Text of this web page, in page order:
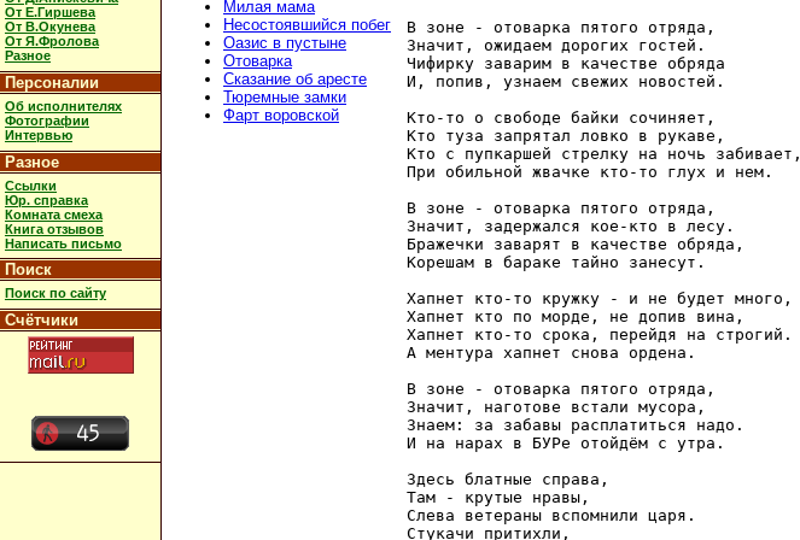
От Е.Гиршева
От В.Окунева
От Я.Фролова
Разное
Персоналии
Об исполнителях
Фотографии
Интервью
Разное
Ссылки
Юр. справка
Комната смеха
Книга отзывов
Написать письмо
Поиск
Поиск по сайту
Счётчики
Милая мама
Несостоявшийся побег
Оазис в пустыне
Отоварка
Сказание об аресте
Тюремные замки
Фарт воровской
В зоне - отоварка пятого отряда,
Значит, ожидаем дорогих гостей.
Чифирку заварим в качестве обряда
И, попив, узнаем свежих новостей.
Кто-то о свободе байки сочиняет,
Кто туза запрятал ловко в рукаве,
Кто с пупкаршей стрелку на ночь забивает,
При обильной жвачке кто-то глух и нем.
В зоне - отоварка пятого отряда,
Значит, задержался кое-кто в лесу.
Бражечки заварят в качестве обряда,
Корешам в бараке тайно занесут.
Хапнет кто-то кружку - и не будет много,
Хапнет кто по морде, не допив вина,
Хапнет кто-то срока, перейдя на строгий.
А ментура хапнет снова ордена.
В зоне - отоварка пятого отряда,
Значит, наготове встали мусора,
Знаем: за забавы расплатиться надо.
И на нарах в БУРе отойдём с утра.
Здесь блатные справа,
Там - крутые нравы,
Слева ветераны вспомнили царя.
Стукачи притихли,